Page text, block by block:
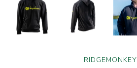
RIDGEMONKEY